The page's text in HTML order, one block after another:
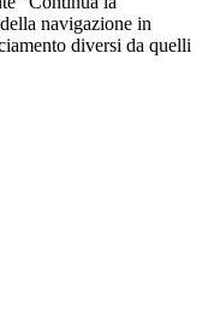
navigazione in
diversi da quelli